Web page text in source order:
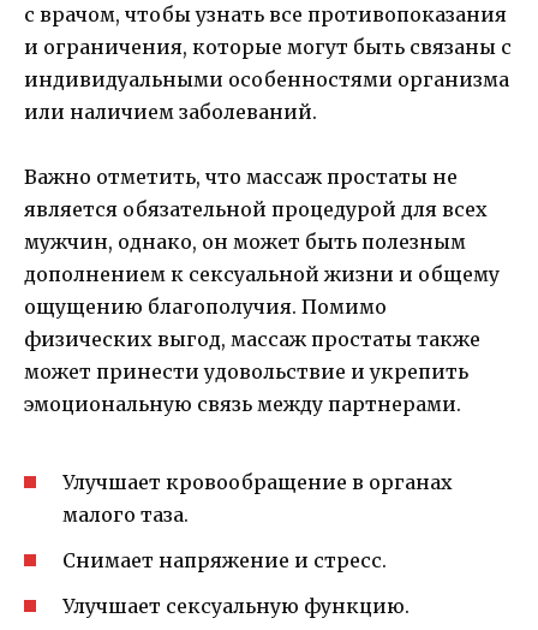
с врачом, чтобы узнать все противопоказания
и ограничения, которые могут быть связаны с
индивидуальными особенностями организма
или наличием заболеваний.
Важно отметить, что массаж простаты не
является обязательной процедурой для всех
мужчин, однако, он может быть полезным
дополнением к сексуальной жизни и общему
ощущению благополучия. Помимо
физических выгод, массаж простаты также
может принести удовольствие и укрепить
эмоциональную связь между партнерами.
Улучшает кровообращение в органах
малого таза.
Снимает напряжение и стресс.
Улучшает сексуальную функцию.